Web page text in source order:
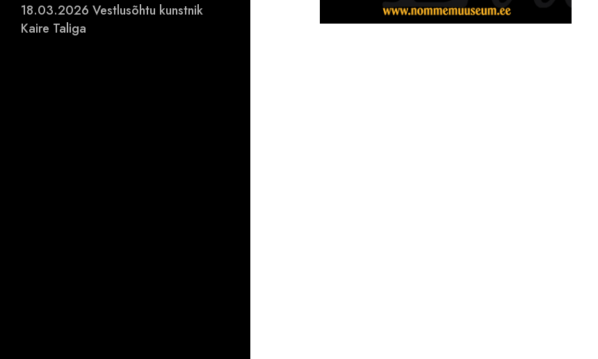
18.03.2026 Vestlusõhtu kunstnik
Kaire Taliga